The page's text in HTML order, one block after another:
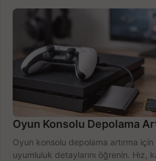
Oyun Konsolu Depolama
Oyun konsolu depolama artırma
uyumluluk detaylarını öğrenin. Hız,